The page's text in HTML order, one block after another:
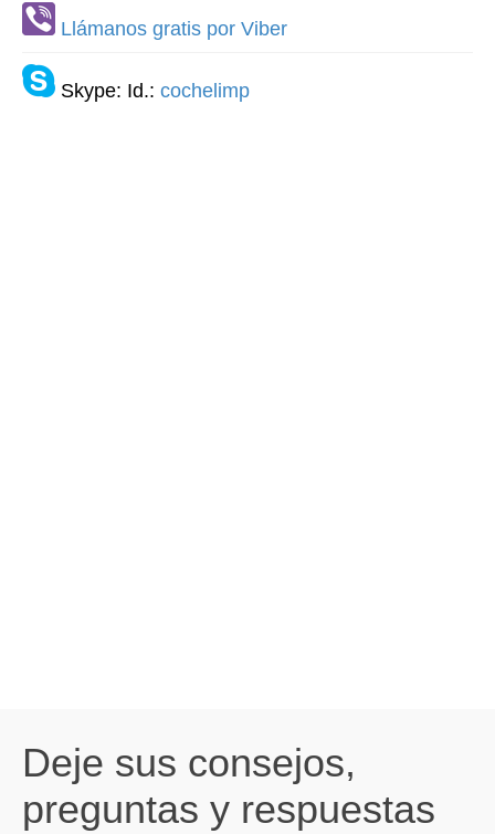
Llámanos gratis por Viber
Skype: Id.: cochelimp
Deje sus consejos,
preguntas y respuestas